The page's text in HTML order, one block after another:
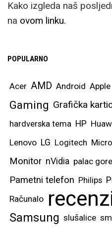
Kako izgleda naš
na ovom linku.
POPULARNO
Acer AMD Android Apple
Gaming Grafička
hardverska tema HP
Lenovo LG Logitech
Monitor nVidia palac
Pametni telefon Philips
Računalo
Samsung slušalice